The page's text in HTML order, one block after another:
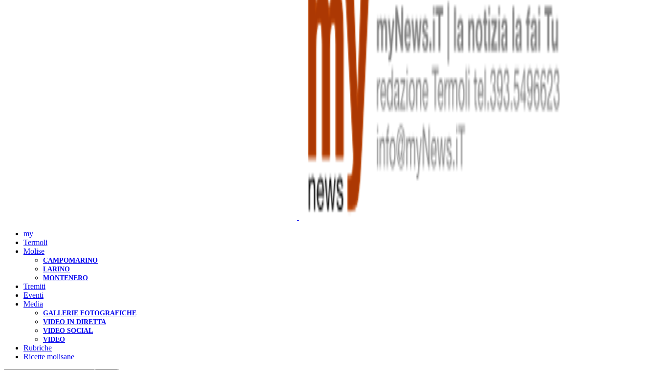
my
Termoli
Molise
CAMPOMARINO
LARINO
MONTENERO
Tremiti
Eventi
Media
GALLERIE FOTOGRAFICHE
VIDEO IN DIRETTA
VIDEO SOCIAL
VIDEO
Rubriche
Ricette molisane